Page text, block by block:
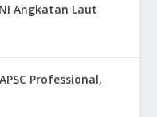
Angkatan Laut
Professional,